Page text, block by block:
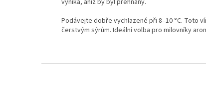
vyniká, aniž by byl přehnaný.
Podávejte dobře vychlazené při 8–10 °C. Toto
čerstvým sýrům. Ideální volba pro milovníky